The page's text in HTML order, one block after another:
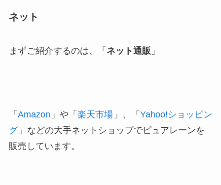
ネット
まずご紹介するのは、「 ネット通販 」
「 Amazon 」や「 楽天市場 」、「 Yahoo!ショッピン
グ」などの大手ネットショップでピュアレーンを
販売しています。